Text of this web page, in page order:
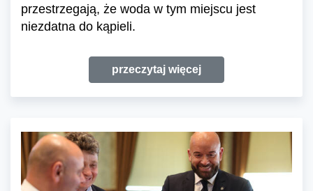
przestrzegają, że woda w tym miejscu jest
niezdatna do kąpieli.
przeczytaj więcej